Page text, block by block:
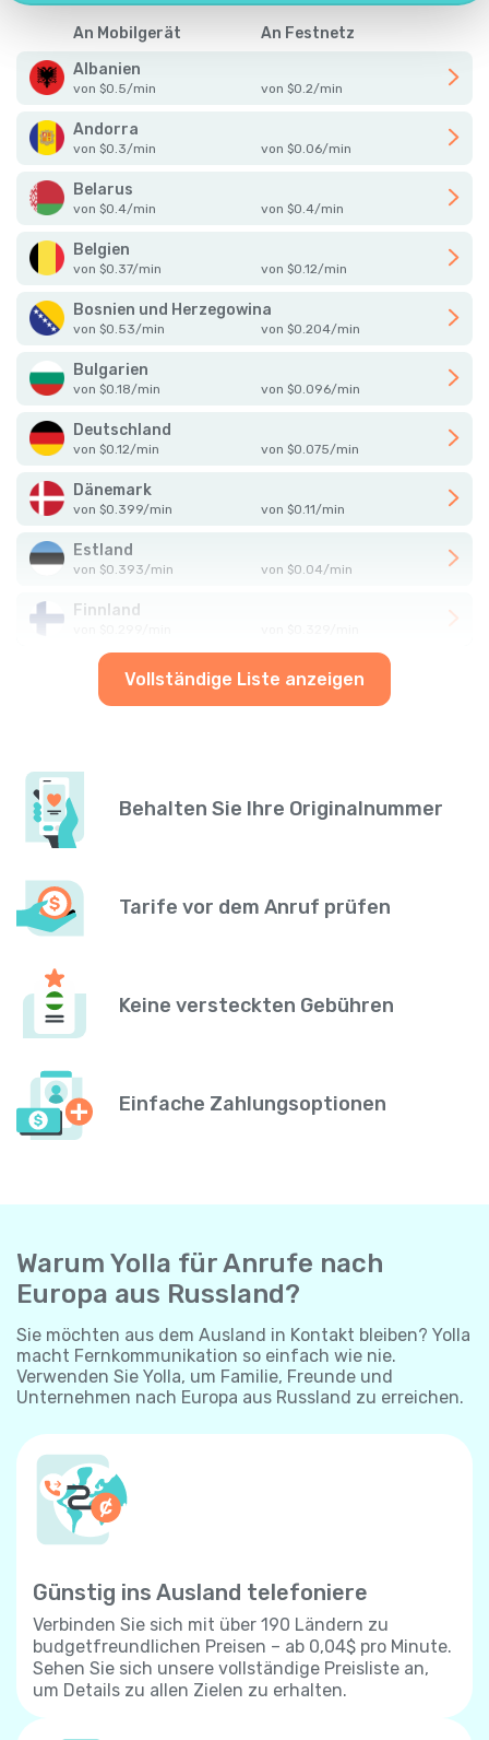
An Mobilgerät
An Festnetz
Albanien
von $0.5/min von $0.2/min
Andorra
von $0.3/min von $0.06/min
Belarus
von $0.4/min von $0.4/min
Belgien
von $0.37/min von $0.12/min
Bosnien und Herzegowina
von $0.53/min von $0.204/min
Bulgarien
von $0.18/min von $0.096/min
Deutschland
von $0.12/min von $0.075/min
Dänemark
von $0.399/min von $0.11/min
Estland
von $0.393/min von $0.04/min
Finnland
Vollständige Liste anzeigen
Behalten Sie Ihre Originalnummer
Tarife vor dem Anruf prüfen
Keine versteckten Gebühren
Einfache Zahlungsoptionen
Warum Yolla für Anrufe nach
Europa aus Russland?
Sie möchten aus dem Ausland in Kontakt bleiben? Yolla
macht Fernkommunikation so einfach wie nie.
Verwenden Sie Yolla, um Familie, Freunde und
Unternehmen nach Europa aus Russland zu erreichen.
Günstig ins Ausland telefoniere
Verbinden Sie sich mit über 190 Ländern zu
budgetfreundlichen Preisen – ab 0,04$ pro Minute.
Sehen Sie sich unsere vollständige Preisliste an,
um Details zu allen Zielen zu erhalten.